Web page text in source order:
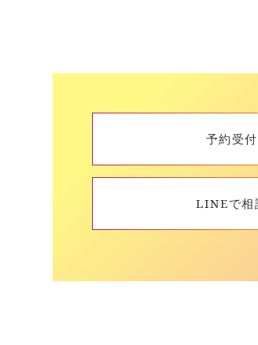
予約受付
LINEで相